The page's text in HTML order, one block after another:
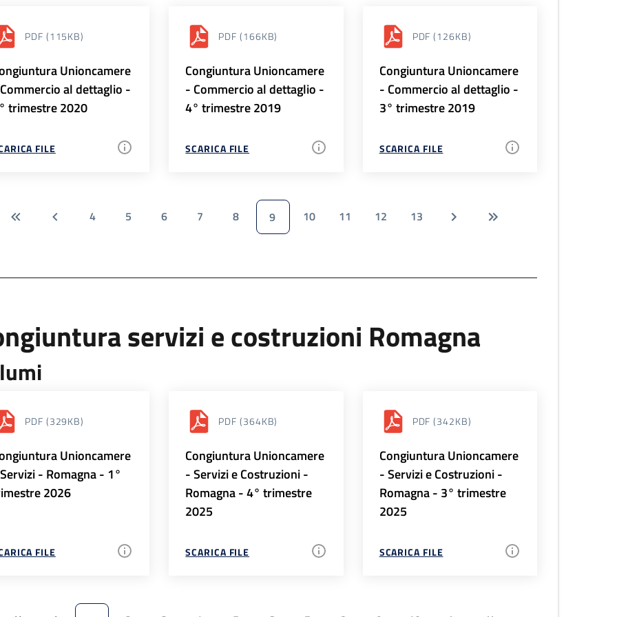
PDF (115KB)
Unioncamere
al dettaglio -
trimestre 2020
FILE
PDF (166KB)
Congiuntura Unioncamere
- Commercio al dettaglio -
4° trimestre 2019
SCARICA FILE
PDF (126KB)
Congiuntura Unioncamere
- Commercio al dettaglio -
3° trimestre 2019
SCARICA FILE
4 5 6 7 8 9 10 11 12 13
servizi e costruzioni Romagna
PDF (329KB)
Unioncamere
- Romagna - 1°
2026
FILE
PDF (364KB)
Congiuntura Unioncamere
- Servizi e Costruzioni -
Romagna - 4° trimestre
2025
SCARICA FILE
PDF (342KB)
Congiuntura Unioncamere
- Servizi e Costruzioni -
Romagna - 3° trimestre
2025
SCARICA FILE